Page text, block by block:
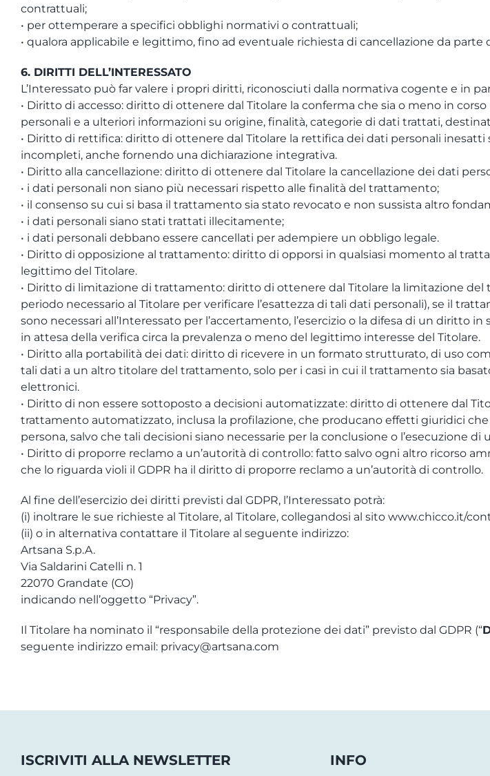
contrattuali;
• per ottemperare a specifici obblighi normativi o contrattuali;
• qualora applicabile e legittimo, fino ad eventuale richiesta di cancellazione da parte
6. DIRITTI DELL’INTERESSATO
L’Interessato può far valere i propri diritti, riconosciuti dalla normativa cogente e in
• Diritto di accesso: diritto di ottenere dal Titolare la conferma che sia o meno in
personali e a ulteriori informazioni su origine, finalità, categorie di dati trattati,
• Diritto di rettifica: diritto di ottenere dal Titolare la rettifica dei dati personali
incompleti, anche fornendo una dichiarazione integrativa.
• Diritto alla cancellazione: diritto di ottenere dal Titolare la cancellazione dei dati
• i dati personali non siano più necessari rispetto alle finalità del trattamento;
• il consenso su cui si basa il trattamento sia stato revocato e non sussista altro
• i dati personali siano stati trattati illecitamente;
• i dati personali debbano essere cancellati per adempiere un obbligo legale.
• Diritto di opposizione al trattamento: diritto di opporsi in qualsiasi momento al
legittimo del Titolare.
• Diritto di limitazione di trattamento: diritto di ottenere dal Titolare la limitazione del
periodo necessario al Titolare per verificare l’esattezza di tali dati personali), se il
sono necessari all’Interessato per l’accertamento, l’esercizio o la difesa di un diritto
in attesa della verifica circa la prevalenza o meno del legittimo interesse del Titolare.
• Diritto alla portabilità dei dati: diritto di ricevere in un formato strutturato, di uso
tali dati a un altro titolare del trattamento, solo per i casi in cui il trattamento sia
elettronici.
• Diritto di non essere sottoposto a decisioni automatizzate: diritto di ottenere dal
trattamento automatizzato, inclusa la profilazione, che producano effetti giuridici
persona, salvo che tali decisioni siano necessarie per la conclusione o l’esecuzione
• Diritto di proporre reclamo a un’autorità di controllo: fatto salvo ogni altro ricorso
che lo riguarda violi il GDPR ha il diritto di proporre reclamo a un’autorità di controllo.
Al fine dell’esercizio dei diritti previsti dal GDPR, l’Interessato potrà:
(i) inoltrare le sue richieste al Titolare, al Titolare, collegandosi al sito www.chicco.it/
(ii) o in alternativa contattare il Titolare al seguente indirizzo:
Artsana S.p.A.
Via Saldarini Catelli n. 1
22070 Grandate (CO)
indicando nell’oggetto “Privacy”.
Il Titolare ha nominato il “responsabile della protezione dei dati” previsto dal GDPR (“
seguente indirizzo email: privacy@artsana.com
ISCRIVITI ALLA NEWSLETTER INFO